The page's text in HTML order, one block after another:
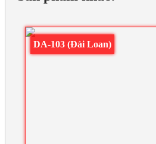
DA-103 (Đài Loan)